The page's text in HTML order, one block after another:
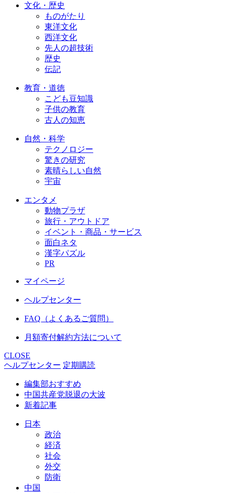
文化・歴史
ものがたり
東洋文化
西洋文化
先人の超技術
歴史
伝記
教育・道徳
こども豆知識
子供の教育
古人の知恵
自然・科学
テクノロジー
驚きの研究
素晴らしい自然
宇宙
エンタメ
動物プラザ
旅行・アウトドア
イベント・商品・サービス
面白ネタ
漢字パズル
PR
マイページ
ヘルプセンター
FAQ（よくあるご質問）
月額寄付解約方法について
CLOSE
ヘルプセンター 定期購読
編集部おすすめ
中国共産党脱退の大波
新着記事
日本
政治
経済
社会
外交
防衛
中国